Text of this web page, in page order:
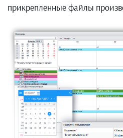
прикрепленные файлы